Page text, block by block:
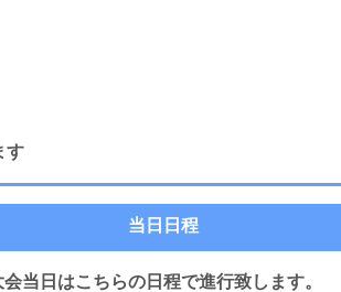
す
当日日程
会当日はこちらの日程で進行致します。